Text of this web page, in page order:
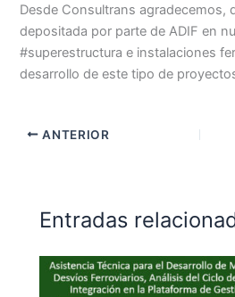
Desde Consultrans agradecemos,
depositada por parte de ADIF en
#superestructura e instalaciones
desarrollo de este tipo de
ANTERIOR
Entradas